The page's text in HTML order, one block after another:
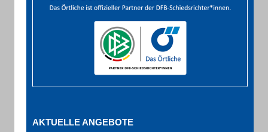
AKTUELLE ANGEBOTE